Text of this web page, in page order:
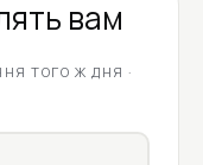
вам
ТОГО Ж ДНЯ ·